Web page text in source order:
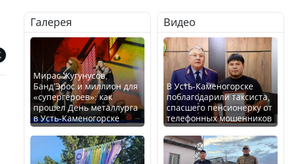
Искусственный интеллект
официально включили в
школьную программу
Казахстана
В Казахстане стало
проще получить
направления на
медицинские
обследования
В РФ вынесен заочный
приговор по уголовному
делу об убийстве Игоря
Талькова
В России введены
дополнительные
ограничения для
казахстанских прав
Галерея
Мирас Жугунусов,
Банд’Эрос и миллион для
«супергероев»: как
прошел День металлурга
в Усть-Каменогорске
Видео
В Усть-Каменогорске
поблагодарили таксиста,
спасшего пенсионерку от
телефонных мошенников